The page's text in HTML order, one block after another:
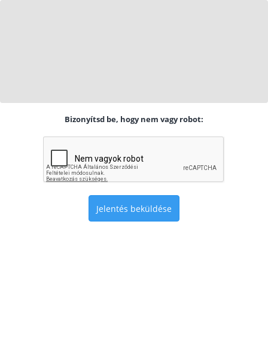
Bizonyítsd be, hogy nem vagy robot:
Jelentés beküldése